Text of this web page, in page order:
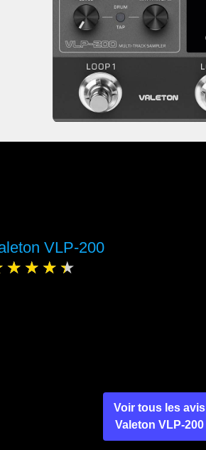
VLP-200
Voir tous les avis
Valeton VLP-200